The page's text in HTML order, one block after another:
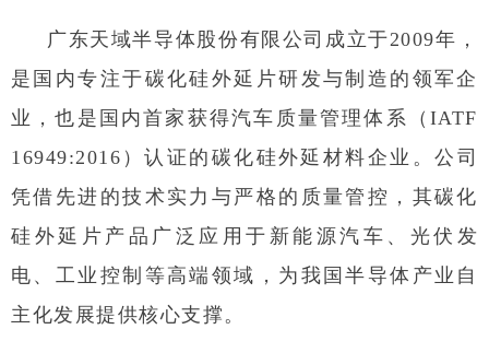
广东天域半导体股份有限公司成立于2009年，
是国内专注于碳化硅外延片研发与制造的领军企
业，也是国内首家获得汽车质量管理体系（IATF
16949:2016）认证的碳化硅外延材料企业。公司
凭借先进的技术实力与严格的质量管控，其碳化
硅外延片产品广泛应用于新能源汽车、光伏发
电、工业控制等高端领域，为我国半导体产业自
主化发展提供核心支撑。